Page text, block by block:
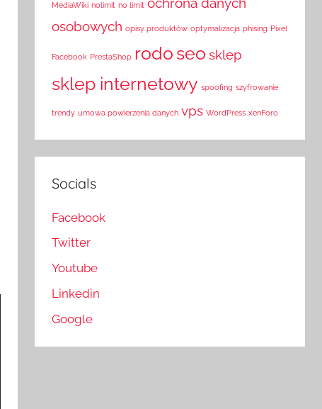
MediaWiki nolimit no limit
osobowych opisy produktów optymalizacja phising Pixel
Facebook PrestaShop rodo seo sklep
sklep internetowy spoofing szyfrowanie
trendy umowa powierzenia danych vps WordPress xenForo
Socials
Facebook
Twitter
Youtube
Linkedin
Google